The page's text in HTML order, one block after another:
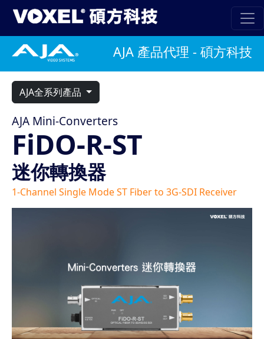
AJA 產品代理 - 碩方科技
AJA全系列產品
AJA Mini-Converters
FiDO-R-ST
迷你轉換器
1-Channel Single Mode ST Fiber to 3G-SDI Receiver